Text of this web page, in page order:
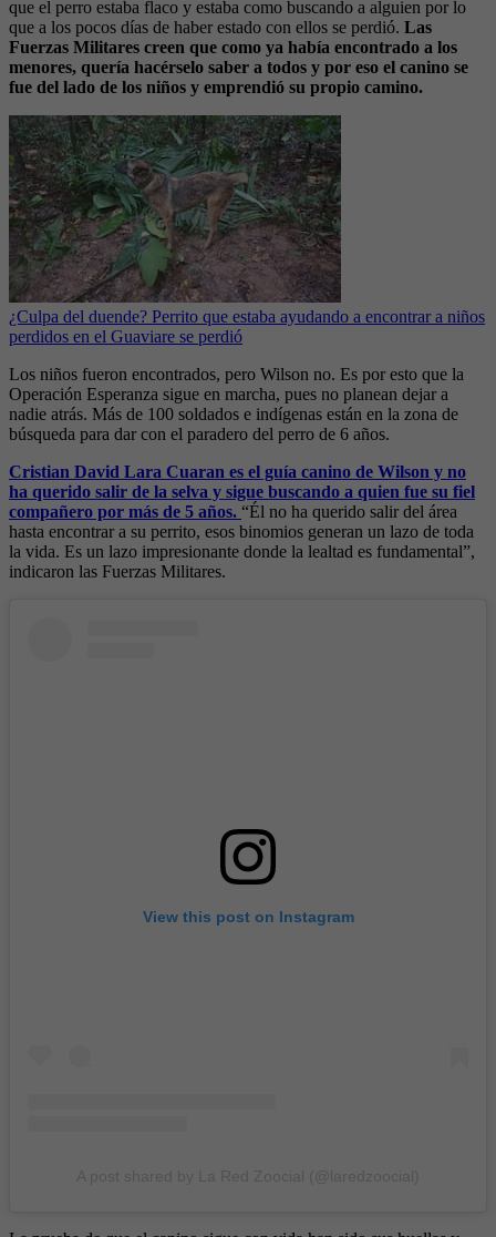
que el perro estaba flaco y estaba como buscando a alguien por lo
que a los pocos días de haber estado con ellos se perdió. Las
Fuerzas Militares creen que como ya había encontrado a los
menores, quería hacérselo saber a todos y por eso el canino se
fue del lado de los niños y emprendió su propio camino.
¿Culpa del duende? Perrito que estaba ayudando a encontrar a niños
perdidos en el Guaviare se perdió
Los niños fueron encontrados, pero Wilson no. Es por esto que la
Operación Esperanza sigue en marcha, pues no planean dejar a
nadie atrás. Más de 100 soldados e indígenas están en la zona de
búsqueda para dar con el paradero del perro de 6 años.
Cristian David Lara Cuaran es el guía canino de Wilson y no
ha querido salir de la selva y sigue buscando a quien fue su fiel
compañero por más de 5 años. “Él no ha querido salir del área
hasta encontrar a su perrito, esos binomios generan un lazo de toda
la vida. Es un lazo impresionante donde la lealtad es fundamental”,
indicaron las Fuerzas Militares.
View this post on Instagram